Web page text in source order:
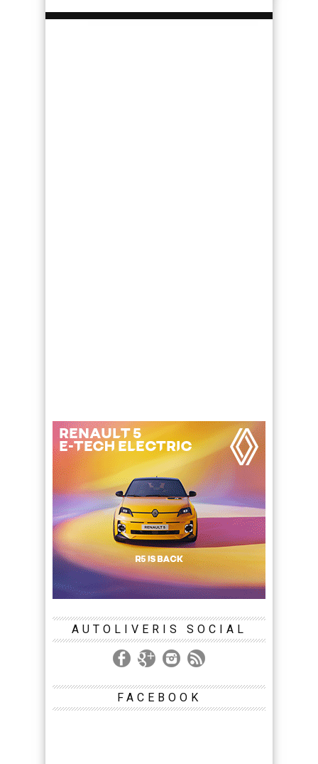
AUTOLIVERIS SOCIAL
FACEBOOK